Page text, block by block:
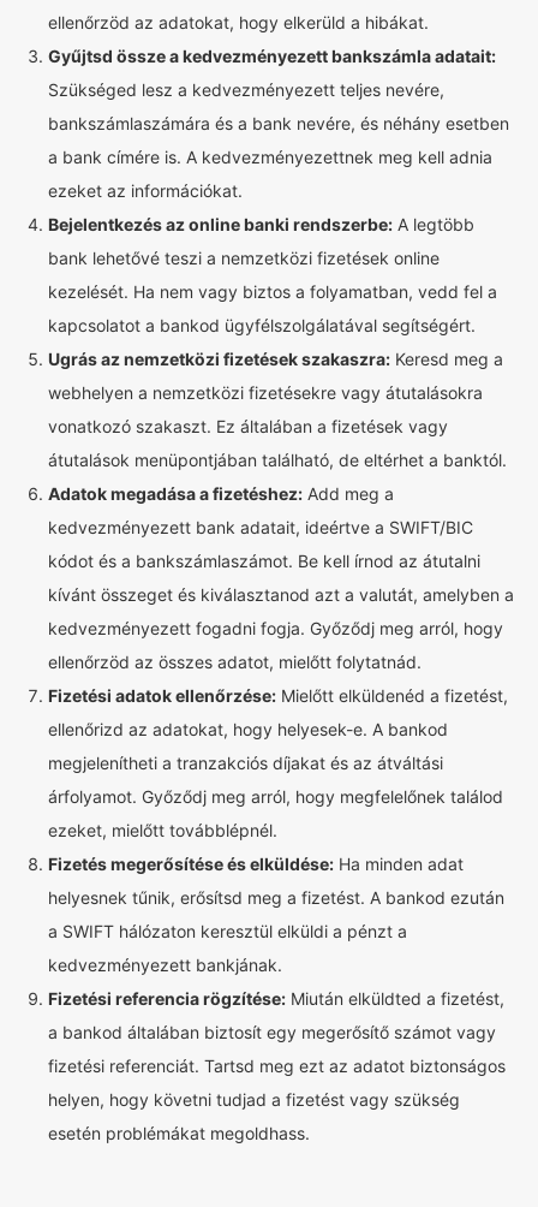
ellenőrzöd az adatokat, hogy elkerüld a hibákat.
Gyűjtsd össze a kedvezményezett bankszámla adatait:
Szükséged lesz a kedvezményezett teljes nevére,
bankszámlaszámára és a bank nevére, és néhány esetben
a bank címére is. A kedvezményezettnek meg kell adnia
ezeket az információkat.
Bejelentkezés az online banki rendszerbe: A legtöbb
bank lehetővé teszi a nemzetközi fizetések online
kezelését. Ha nem vagy biztos a folyamatban, vedd fel a
kapcsolatot a bankod ügyfélszolgálatával segítségért.
Ugrás az nemzetközi fizetések szakaszra: Keresd meg a
webhelyen a nemzetközi fizetésekre vagy átutalásokra
vonatkozó szakaszt. Ez általában a fizetések vagy
átutalások menüpontjában található, de eltérhet a banktól.
Adatok megadása a fizetéshez: Add meg a
kedvezményezett bank adatait, ideértve a SWIFT/BIC
kódot és a bankszámlaszámot. Be kell írnod az átutalni
kívánt összeget és kiválasztanod azt a valutát, amelyben a
kedvezményezett fogadni fogja. Győződj meg arról, hogy
ellenőrzöd az összes adatot, mielőtt folytatnád.
Fizetési adatok ellenőrzése: Mielőtt elküldenéd a fizetést,
ellenőrizd az adatokat, hogy helyesek-e. A bankod
megjelenítheti a tranzakciós díjakat és az átváltási
árfolyamot. Győződj meg arról, hogy megfelelőnek találod
ezeket, mielőtt továbblépnél.
Fizetés megerősítése és elküldése: Ha minden adat
helyesnek tűnik, erősítsd meg a fizetést. A bankod ezután
a SWIFT hálózaton keresztül elküldi a pénzt a
kedvezményezett bankjának.
Fizetési referencia rögzítése: Miután elküldted a fizetést,
a bankod általában biztosít egy megerősítő számot vagy
fizetési referenciát. Tartsd meg ezt az adatot biztonságos
helyen, hogy követni tudjad a fizetést vagy szükség
esetén problémákat megoldhass.